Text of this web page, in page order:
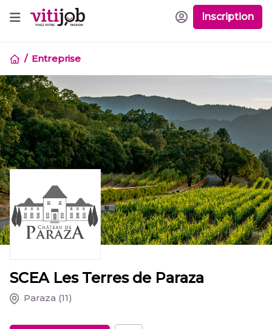
Inscription
Entreprise
SCEA Les Terres de Paraza
Paraza (11)